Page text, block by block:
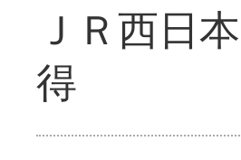
ＪＲ西日
得